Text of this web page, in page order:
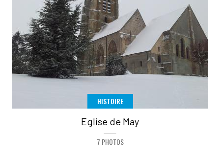
HISTOIRE
Eglise de May
7 PHOTOS